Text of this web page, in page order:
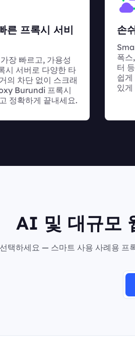
른 프록시 서비
장 빠르고, 가용성
시 서버로 다양한 타
의 차단 없이 스크래
Burundi 프록시
정확하게 끝내세요.
손
폭
터
쉽
있
AI 및 대규모
택하세요 — 스마트 사용 사례용 프